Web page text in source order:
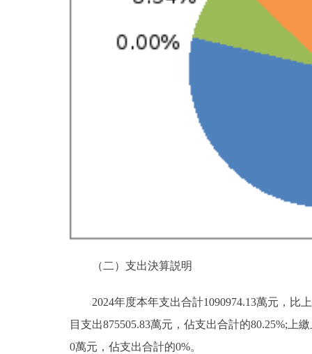
（二）支出決算説明
2024年度本年支出合計1090974.13萬元，比
目支出875505.83萬元，佔支出合計的80.25%;
0萬元，佔支出合計的0%。